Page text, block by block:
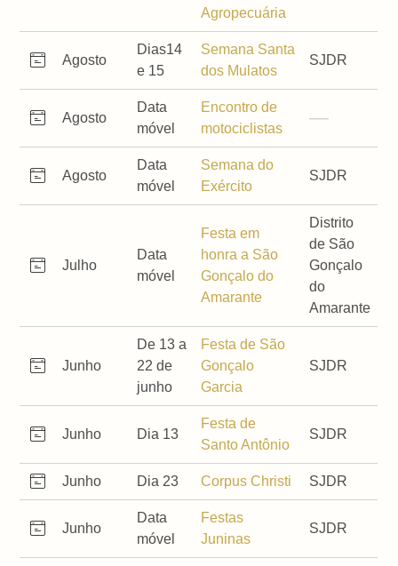
Agropecuária
Agosto
Dias14
e 15
Semana Santa
dos Mulatos
SJDR
Agosto
Data
móvel
Encontro de
motociclistas
Agosto
Data
móvel
Semana do
Exército
SJDR
Julho
Data
móvel
Festa em
honra a São
Gonçalo do
Amarante
Distrito
de São
Gonçalo
do
Amarante
Junho
De 13 a
22 de
junho
Festa de São
Gonçalo
Garcia
SJDR
Junho Dia 13
Festa de
Santo Antônio
SJDR
Junho Dia 23 Corpus Christi SJDR
Junho
Data
móvel
Festas
Juninas
SJDR